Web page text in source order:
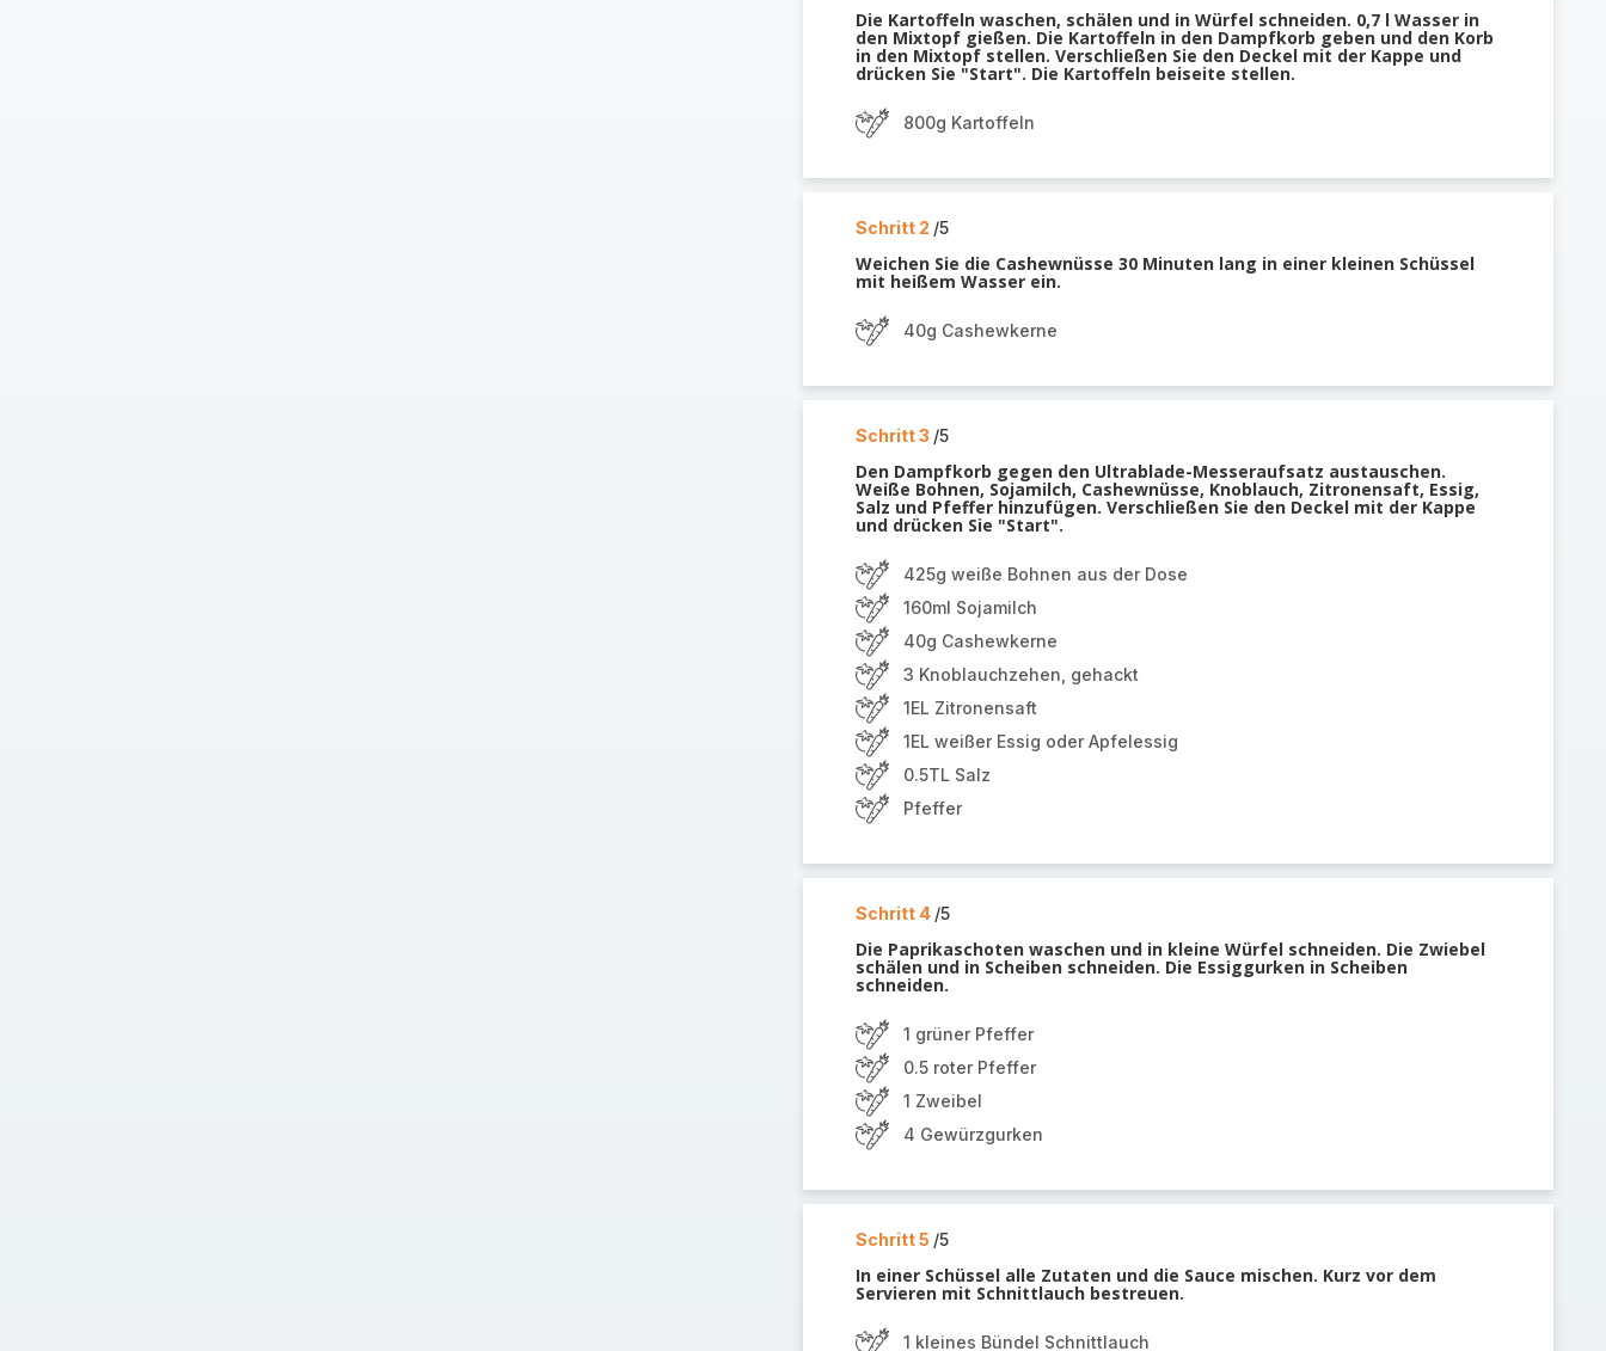
Die Kartoffeln waschen, schälen und in Würfel schneiden. 0,7 l Wasser in
den Mixtopf gießen. Die Kartoffeln in den Dampfkorb geben und den Korb
in den Mixtopf stellen. Verschließen Sie den Deckel mit der Kappe und
drücken Sie "Start". Die Kartoffeln beiseite stellen.
800g Kartoffeln
Schritt 2 /5
Weichen Sie die Cashewnüsse 30 Minuten lang in einer kleinen Schüssel
mit heißem Wasser ein.
40g Cashewkerne
Schritt 3 /5
Den Dampfkorb gegen den Ultrablade-Messeraufsatz austauschen.
Weiße Bohnen, Sojamilch, Cashewnüsse, Knoblauch, Zitronensaft, Essig,
Salz und Pfeffer hinzufügen. Verschließen Sie den Deckel mit der Kappe
und drücken Sie "Start".
425g weiße Bohnen aus der Dose
160ml Sojamilch
40g Cashewkerne
3 Knoblauchzehen, gehackt
1EL Zitronensaft
1EL weißer Essig oder Apfelessig
0.5TL Salz
Pfeffer
Schritt 4 /5
Die Paprikaschoten waschen und in kleine Würfel schneiden. Die Zwiebel
schälen und in Scheiben schneiden. Die Essiggurken in Scheiben
schneiden.
1 grüner Pfeffer
0.5 roter Pfeffer
1 Zweibel
4 Gewürzgurken
Schritt 5 /5
In einer Schüssel alle Zutaten und die Sauce mischen. Kurz vor dem
Servieren mit Schnittlauch bestreuen.
1 kleines Bündel Schnittlauch